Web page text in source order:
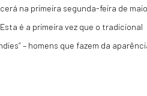
na primeira segunda-feira de
é a primeira vez que o tradicional
– homens que fazem da